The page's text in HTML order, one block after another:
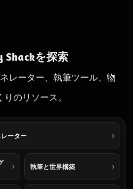
Shackを探索
レーター、執筆ツール、物
りのリソース。
ーター
執筆と世界構築